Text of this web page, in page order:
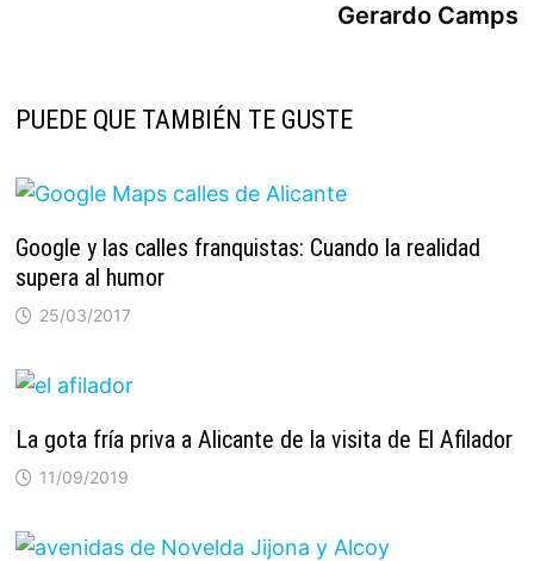
Gerardo Camps
PUEDE QUE TAMBIÉN TE GUSTE
Google y las calles franquistas: Cuando la realidad
supera al humor
25/03/2017
La gota fría priva a Alicante de la visita de El Afilador
11/09/2019